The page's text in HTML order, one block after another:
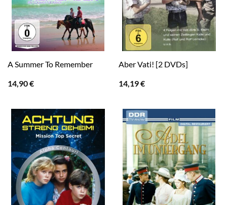
A Summer To Remember
14,90€
Aber Vati! [2 DVDs]
14,19€